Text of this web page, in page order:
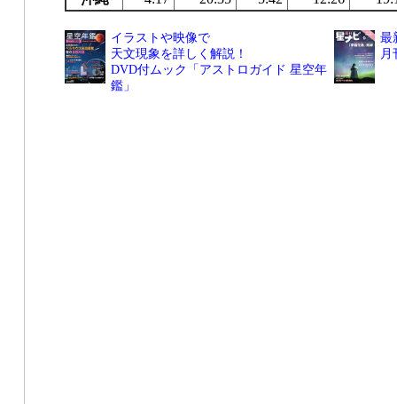
イラストや映像で
天文現象を詳しく解説！
DVD付ムック「アストロガイド 星空年
鑑」
最
月